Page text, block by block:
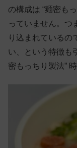
の構成は “麺密も
っていません。つ
り込まれているの
い、という特徴も
密もっちり製法”